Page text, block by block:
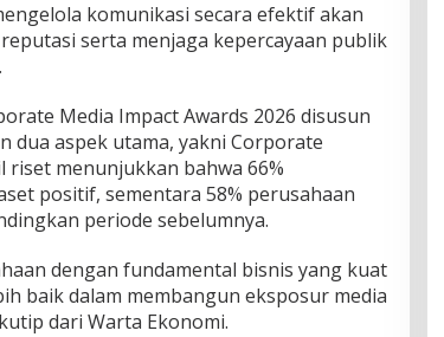
komunikasi secara efektif akan
serta menjaga kepercayaan publik
Media Impact Awards 2026 disusun
dua aspek utama, yakni Corporate
menunjukkan bahwa 66%
positif, sementara 58% perusahaan
periode sebelumnya.
dengan fundamental bisnis yang kuat
baik dalam membangun eksposur media
dari Warta Ekonomi.